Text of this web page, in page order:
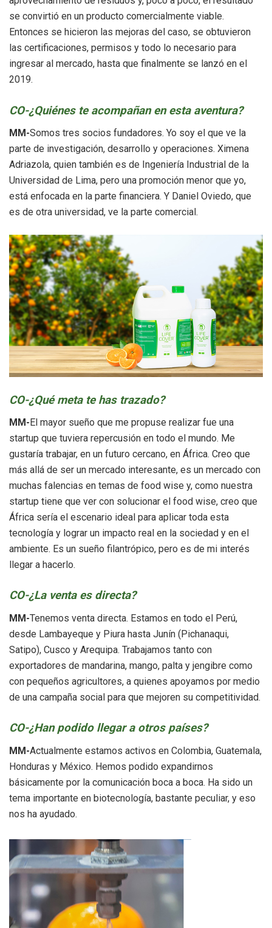
se convirtió en un producto comercialmente viable.
Entonces se hicieron las mejoras del caso, se obtuvieron
las certificaciones, permisos y todo lo necesario para
ingresar al mercado, hasta que finalmente se lanzó en el
2019.
CO-¿Quiénes te acompañan en esta aventura?
MM-Somos tres socios fundadores. Yo soy el que ve la
parte de investigación, desarrollo y operaciones. Ximena
Adriazola, quien también es de Ingeniería Industrial de la
Universidad de Lima, pero una promoción menor que yo,
está enfocada en la parte financiera. Y Daniel Oviedo, que
es de otra universidad, ve la parte comercial.
CO-¿Qué meta te has trazado?
MM-El mayor sueño que me propuse realizar fue una
startup que tuviera repercusión en todo el mundo. Me
gustaría trabajar, en un futuro cercano, en África. Creo que
más allá de ser un mercado interesante, es un mercado con
muchas falencias en temas de food wise y, como nuestra
startup tiene que ver con solucionar el food wise, creo que
África sería el escenario ideal para aplicar toda esta
tecnología y lograr un impacto real en la sociedad y en el
ambiente. Es un sueño filantrópico, pero es de mi interés
llegar a hacerlo.
CO-¿La venta es directa?
MM-Tenemos venta directa. Estamos en todo el Perú,
desde Lambayeque y Piura hasta Junín (Pichanaqui,
Satipo), Cusco y Arequipa. Trabajamos tanto con
exportadores de mandarina, mango, palta y jengibre como
con pequeños agricultores, a quienes apoyamos por medio
de una campaña social para que mejoren su competitividad.
CO-¿Han podido llegar a otros países?
MM-Actualmente estamos activos en Colombia, Guatemala,
Honduras y México. Hemos podido expandirnos
básicamente por la comunicación boca a boca. Ha sido un
tema importante en biotecnología, bastante peculiar, y eso
nos ha ayudado.